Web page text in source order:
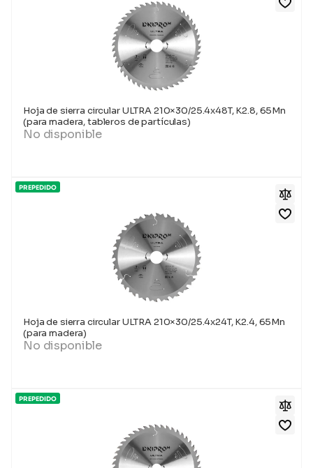
Hoja de sierra circular ULTRA 210×30/25.4x48T, K2.8, 65Mn
(para madera, tableros de partículas)
No disponible
PREPEDIDO
Hoja de sierra circular ULTRA 210×30/25.4x24T, K2.4, 65Mn
(para madera)
No disponible
PREPEDIDO